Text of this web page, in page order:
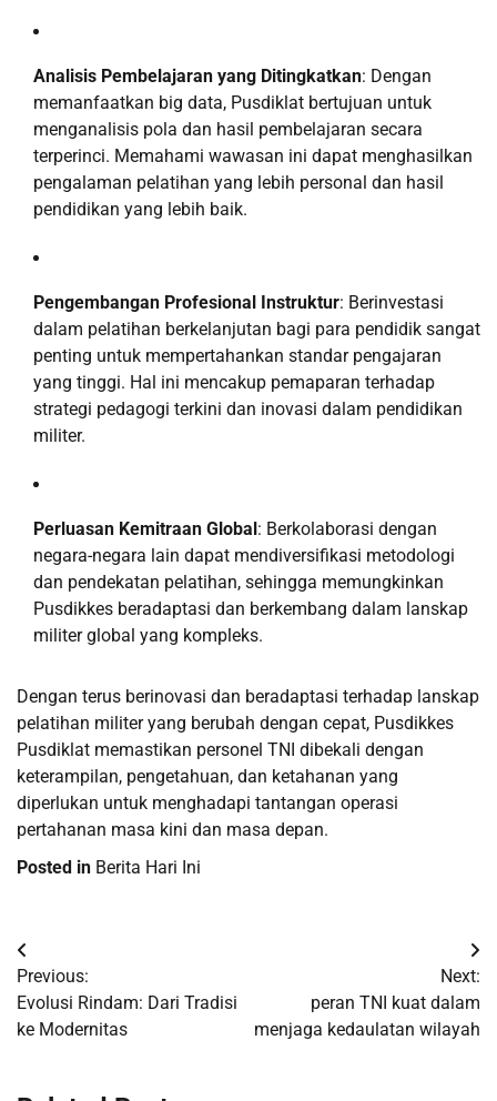
Analisis Pembelajaran yang Ditingkatkan: Dengan
memanfaatkan big data, Pusdiklat bertujuan untuk
menganalisis pola dan hasil pembelajaran secara
terperinci. Memahami wawasan ini dapat menghasilkan
pengalaman pelatihan yang lebih personal dan hasil
pendidikan yang lebih baik.
Pengembangan Profesional Instruktur: Berinvestasi
dalam pelatihan berkelanjutan bagi para pendidik sangat
penting untuk mempertahankan standar pengajaran
yang tinggi. Hal ini mencakup pemaparan terhadap
strategi pedagogi terkini dan inovasi dalam pendidikan
militer.
Perluasan Kemitraan Global: Berkolaborasi dengan
negara-negara lain dapat mendiversifikasi metodologi
dan pendekatan pelatihan, sehingga memungkinkan
Pusdikkes beradaptasi dan berkembang dalam lanskap
militer global yang kompleks.
Dengan terus berinovasi dan beradaptasi terhadap lanskap
pelatihan militer yang berubah dengan cepat, Pusdikkes
Pusdiklat memastikan personel TNI dibekali dengan
keterampilan, pengetahuan, dan ketahanan yang
diperlukan untuk menghadapi tantangan operasi
pertahanan masa kini dan masa depan.
Posted in Berita Hari Ini
Post
navigation
Previous:
Evolusi Rindam: Dari Tradisi
ke Modernitas
Next:
peran TNI kuat dalam
menjaga kedaulatan wilayah